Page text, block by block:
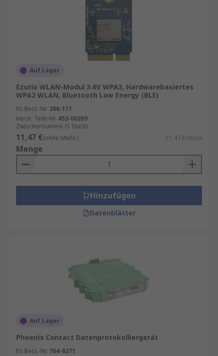
Auf Lager
Ezurio WLAN-Modul 3.6V WPA3, Hardwarebasiertes
WPA2 WLAN, Bluetooth Low Energy (BLE)
RS Best.-Nr. 286-111
Herst. Teile-Nr. 453-00209
Zwischensumme (1 Stück)
11,47 €(ohne MwSt.) 11,47 €/Stück
Menge
Hinzufügen
Datenblätter
Auf Lager
Phoenix Contact Datenprotokolliergerät
RS Best.-Nr. 764-6271